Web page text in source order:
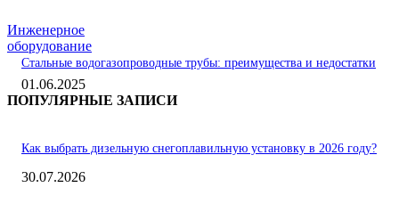
Инженерное
оборудование
Стальные водогазопроводные трубы: преимущества и недостатки
01.06.2025
ПОПУЛЯРНЫЕ ЗАПИСИ
Как выбрать дизельную снегоплавильную установку в 2026 году?
30.07.2026